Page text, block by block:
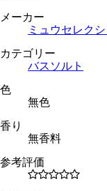
メーカー
ミュウセレク
カテゴリー
バスソルト
色
無色
香り
無香料
参考評価